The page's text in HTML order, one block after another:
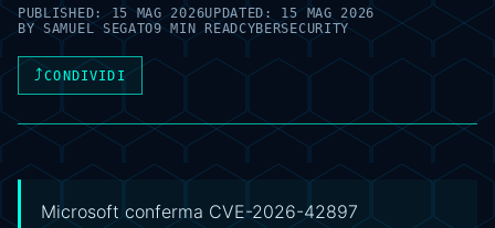
PUBLISHED:15 MAG 2026UPDATED: 15 MAG 2026
BYSAMUEL SEGATO9 MIN READCYBERSECURITY
⤴CONDIVIDI
Microsoft conferma CVE-2026-42897